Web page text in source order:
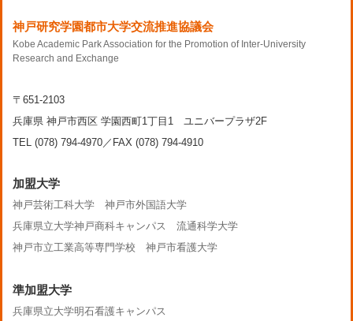
神戸研究学園都市大学交流推進協議会
Kobe Academic Park Association for the Promotion of Inter-University
Research and Exchange
〒651-2103
兵庫県 神戸市西区 学園西町1丁目1 ユニバープラザ2F
TEL (078) 794-4970／FAX (078) 794-4910
加盟大学
神戸芸術工科大学
神戸市外国語大学
兵庫県立大学神戸商科キャンパス
流通科学大学
神戸市立工業高等専門学校
神戸市看護大学
準加盟大学
兵庫県立大学明石看護キャンパス